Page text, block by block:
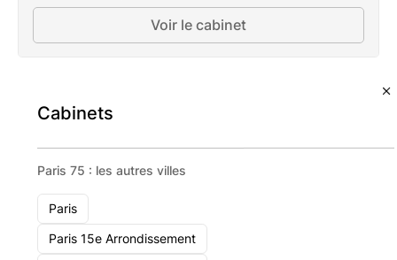
Cabinets
Paris 75 : les autres villes
Paris
Paris 15e Arrondissement
Voir le cabinet